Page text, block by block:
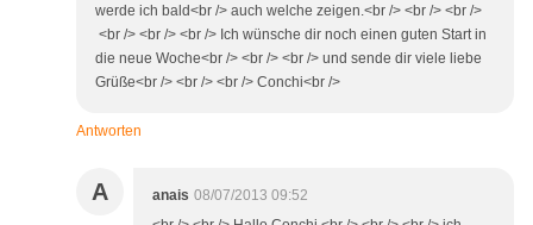
werde ich bald<br /> auch welche zeigen.<br /> <br /> <br />
<br /> <br /> <br /> Ich wünsche dir noch einen guten Start in
die neue Woche<br /> <br /> <br /> und sende dir viele liebe
Grüße<br /> <br /> <br /> Conchi<br />
Antworten
A anais 08/07/2013 09:52